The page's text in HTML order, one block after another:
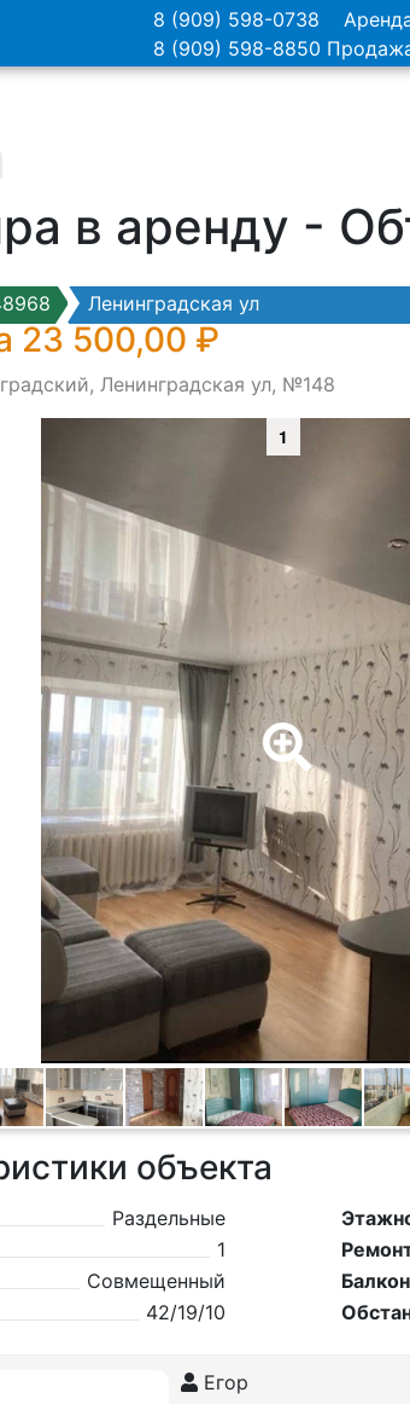
8 (909) 598-0738
8 (909) 598-8850
в аренду -
Ленинградская ул
23 500,00 ₽
Ленинградская ул, №148
1
объекта
Раздельные
1
Совмещенный
42/19/10
Егор